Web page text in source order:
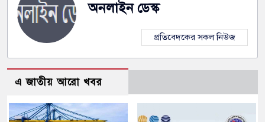
অনলাইন ডেস্ক
প্রতিবেদকের সকল নিউজ
এ জাতীয় আরো খবর